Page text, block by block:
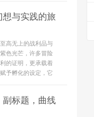
与实践的旅
高无上的战利品与
色光芒，许多冒险
的证明，更承载着
予孵化的设定，它
副标题，曲线